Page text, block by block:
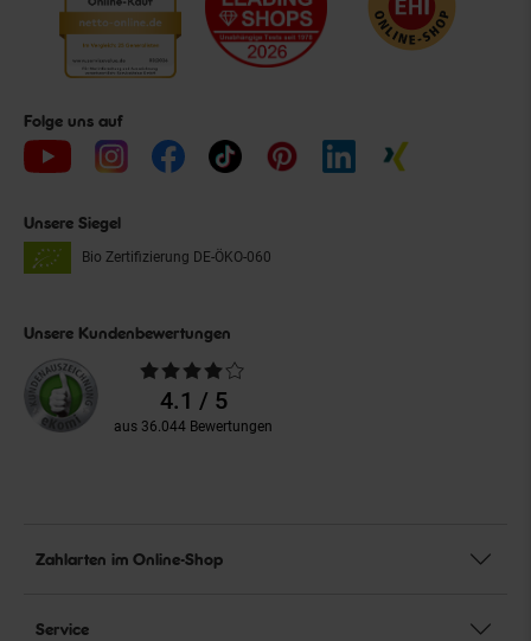
Folge uns auf
Unsere Siegel
Bio Zertifizierung DE-ÖKO-060
Unsere Kundenbewertungen
Durchschnittliche
Bewertungen4.1 / 5
aus 36.044 Bewertungen
Zahlarten im Online-Shop
Service